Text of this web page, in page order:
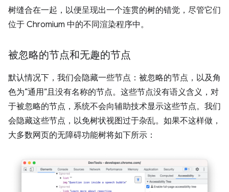
树缝合在一起，以便呈现出一个连贯的树的错觉，尽管它们
位于 Chromium 中的不同渲染程序中。
被忽略的节点和无趣的节点
默认情况下，我们会隐藏一些节点：被忽略的节点，以及角
色为“通用”且没有名称的节点。这些节点没有语义含义，对
于被忽略的节点，系统不会向辅助技术显示这些节点。我们
会隐藏这些节点，以免树状视图过于杂乱。如果不这样做，
大多数网页的无障碍功能树将如下所示：